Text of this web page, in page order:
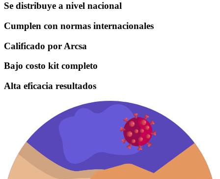
Se distribuye a nivel nacional
Cumplen con normas internacionales
Calificado por Arcsa
Bajo costo kit completo
Alta eficacia resultados